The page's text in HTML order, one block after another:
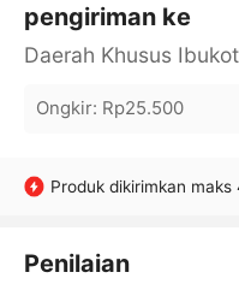
pengiriman ke
Ongkir: Rp25.500
Produk dikirimkan maks
Penilaian